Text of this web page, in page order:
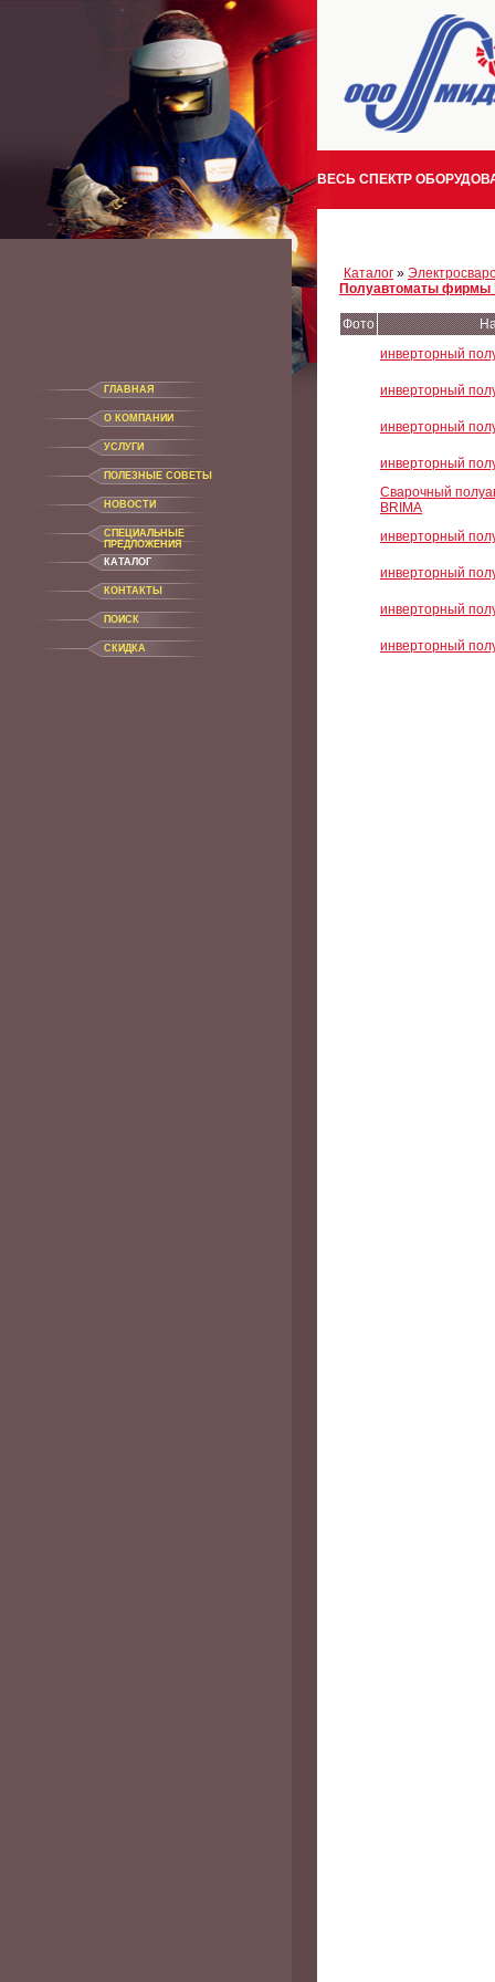
ГЛАВНАЯ
О КОМПАНИИ
УСЛУГИ
ПОЛЕЗНЫЕ СОВЕТЫ
НОВОСТИ
CПЕЦИАЛЬНЫЕ
ПРЕДЛОЖЕНИЯ
КАТАЛОГ
КОНТАКТЫ
ПОИСК
СКИДКА
ВЕСЬ СПЕКТР
Каталог »
Полуавтоматы фирмы
Фото
инверторный
инверторный
инверторный
инверторный
Сварочный
BRIMA
инверторный
инверторный
инверторный
инверторный